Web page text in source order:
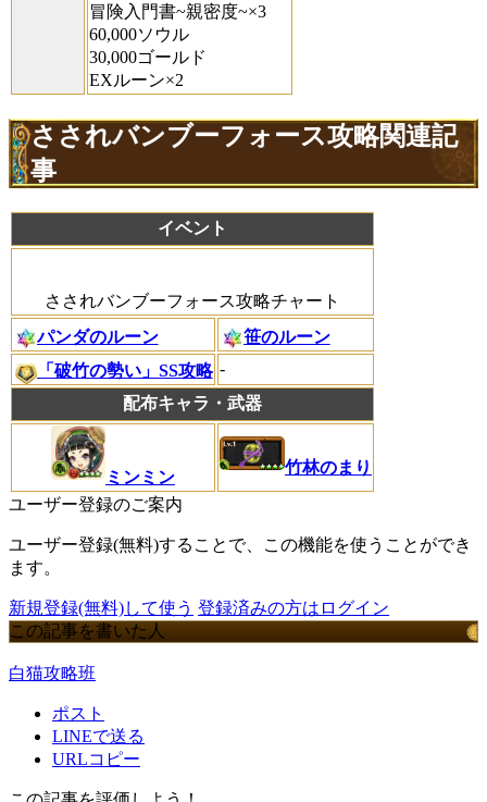
冒険入門書~親密度~×3
60,000ソウル
30,000ゴールド
EXルーン×2
さされバンブーフォース攻略関連記
事
イベント
さされバンブーフォース攻略チャート
パンダのルーン
笹のルーン
「破竹の勢い」SS攻略 -
配布キャラ・武器
ミンミン
竹林のまり
ユーザー登録のご案内
ユーザー登録(無料)することで、この機能を使うことができ
ます。
新規登録(無料)して使う 登録済みの方はログイン
この記事を書いた人
白猫攻略班
ポスト
LINEで送る
URLコピー